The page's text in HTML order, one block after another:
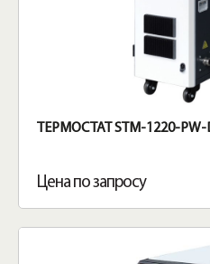
ТЕРМОСТАТ STM-1220-PW-
Цена по запросу